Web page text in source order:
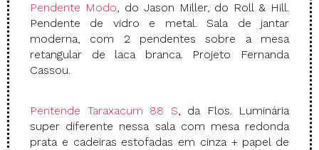
Pendente Modo, do Jason Miller, do Roll & Hill.
Pendente de vidro e metal. Sala de jantar
moderna, com 2 pendentes sobre a mesa
retangular de laca branca. Projeto Fernanda
Cassou.
Pentende Taraxacum 88 S, da Flos. Luminária
super diferente nessa sala com mesa redonda
prata e cadeiras estofadas em cinza + papel de